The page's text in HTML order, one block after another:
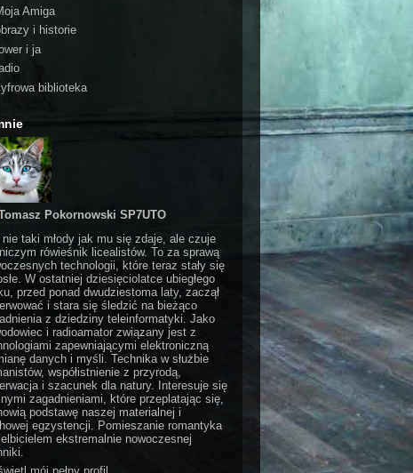
Amiga
i historie
i ja
biblioteka
Pokornowski SP7UTO
taki młody jak mu się zdaje, ale czuje
rówieśnik licealistów. To za sprawą
technologii, które teraz stały się
W ostatniej dziesięciolatce ubiegłego
przed ponad dwudziestoma laty, zaczął
i stara się śledzić na bieżąco
z dziedziny teleinformatyki. Jako
i radioamator związany jest z
zapewniającymi elektroniczną
danych i myśli. Technika w służbie
współistnienie z przyrodą,
i szacunek dla natury. Interesuje się
zagadnieniami, które przeplatając się,
podstawę naszej materialnej i
egzystencji. Pomieszanie romantyka
ekstremalnie nowoczesnej